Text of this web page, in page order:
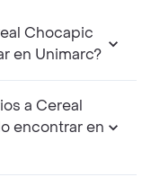
Chocapic
en Unimarc?
a Cereal
encontrar en